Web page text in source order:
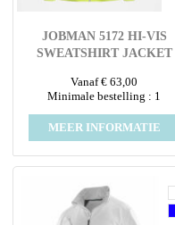
JOBMAN 5172 HI-VIS
SWEATSHIRT JACKET
Vanaf € 63,00
Minimale bestelling : 1
MEER INFORMATIE